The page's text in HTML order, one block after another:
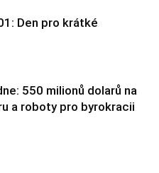
Den pro krátké
550 milionů dolarů na
a roboty pro byrokracii